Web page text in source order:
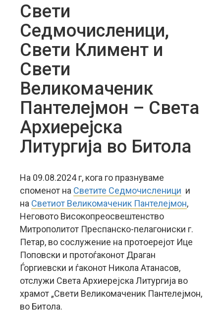
Свети
Седмочисленици,
Свети Климент и
Свети
Великомаченик
Пантелејмон – Света
Архиерејска
Литургија во Битола
На 09.08.2024 г, кога го празнуваме
споменот на Светите Седмочисленици и
на Светиот Великомаченик Пантелејмон,
Неговото Високопреосвештенство
Митрополитот Преспанско-пелагониски г.
Петар, во сослужение на протоерејот Ице
Поповски и протоѓаконот Драган
Ѓоргиевски и ѓаконот Никола Атанасов,
отслужи Света Архиерејска Литургија во
храмот „Свети Великомаченик Пантелејмон,
во Битола.